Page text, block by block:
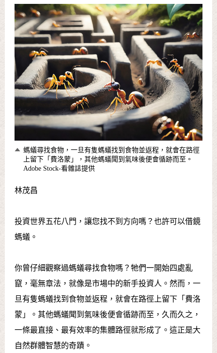
螞蟻尋找食物，一旦有隻螞蟻找到食物並返程，就會在路徑
上留下「費洛蒙」，其他螞蟻聞到氣味後便會循跡而至。
Adobe Stock-看雜誌提供
林茂昌
投資世界五花八門，讓您找不到方向嗎？也許可以借鏡
螞蟻。
你曾仔細觀察過螞蟻尋找食物嗎？牠們一開始四處亂
竄，毫無章法，就像是市場中的新手投資人。然而，一
旦有隻螞蟻找到食物並返程，就會在路徑上留下「費洛
蒙」。其他螞蟻聞到氣味後便會循跡而至，久而久之，
一條最直接、最有效率的集體路徑就形成了。這正是大
自然群體智慧的奇蹟。